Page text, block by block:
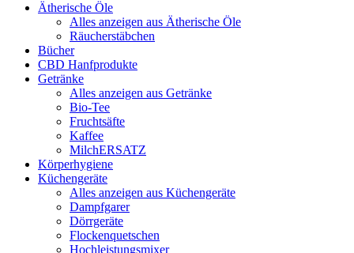
Ätherische Öle
Alles anzeigen aus Ätherische Öle
Räucherstäbchen
Bücher
CBD Hanfprodukte
Getränke
Alles anzeigen aus Getränke
Bio-Tee
Fruchtsäfte
Kaffee
MilchERSATZ
Körperhygiene
Küchengeräte
Alles anzeigen aus Küchengeräte
Dampfgarer
Dörrgeräte
Flockenquetschen
Hochleistungsmixer